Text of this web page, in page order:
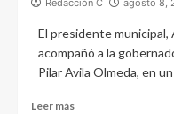
Redacción C agosto 8,
El presidente
acompañó a la
Pilar Avila Olmeda, en
Leer más